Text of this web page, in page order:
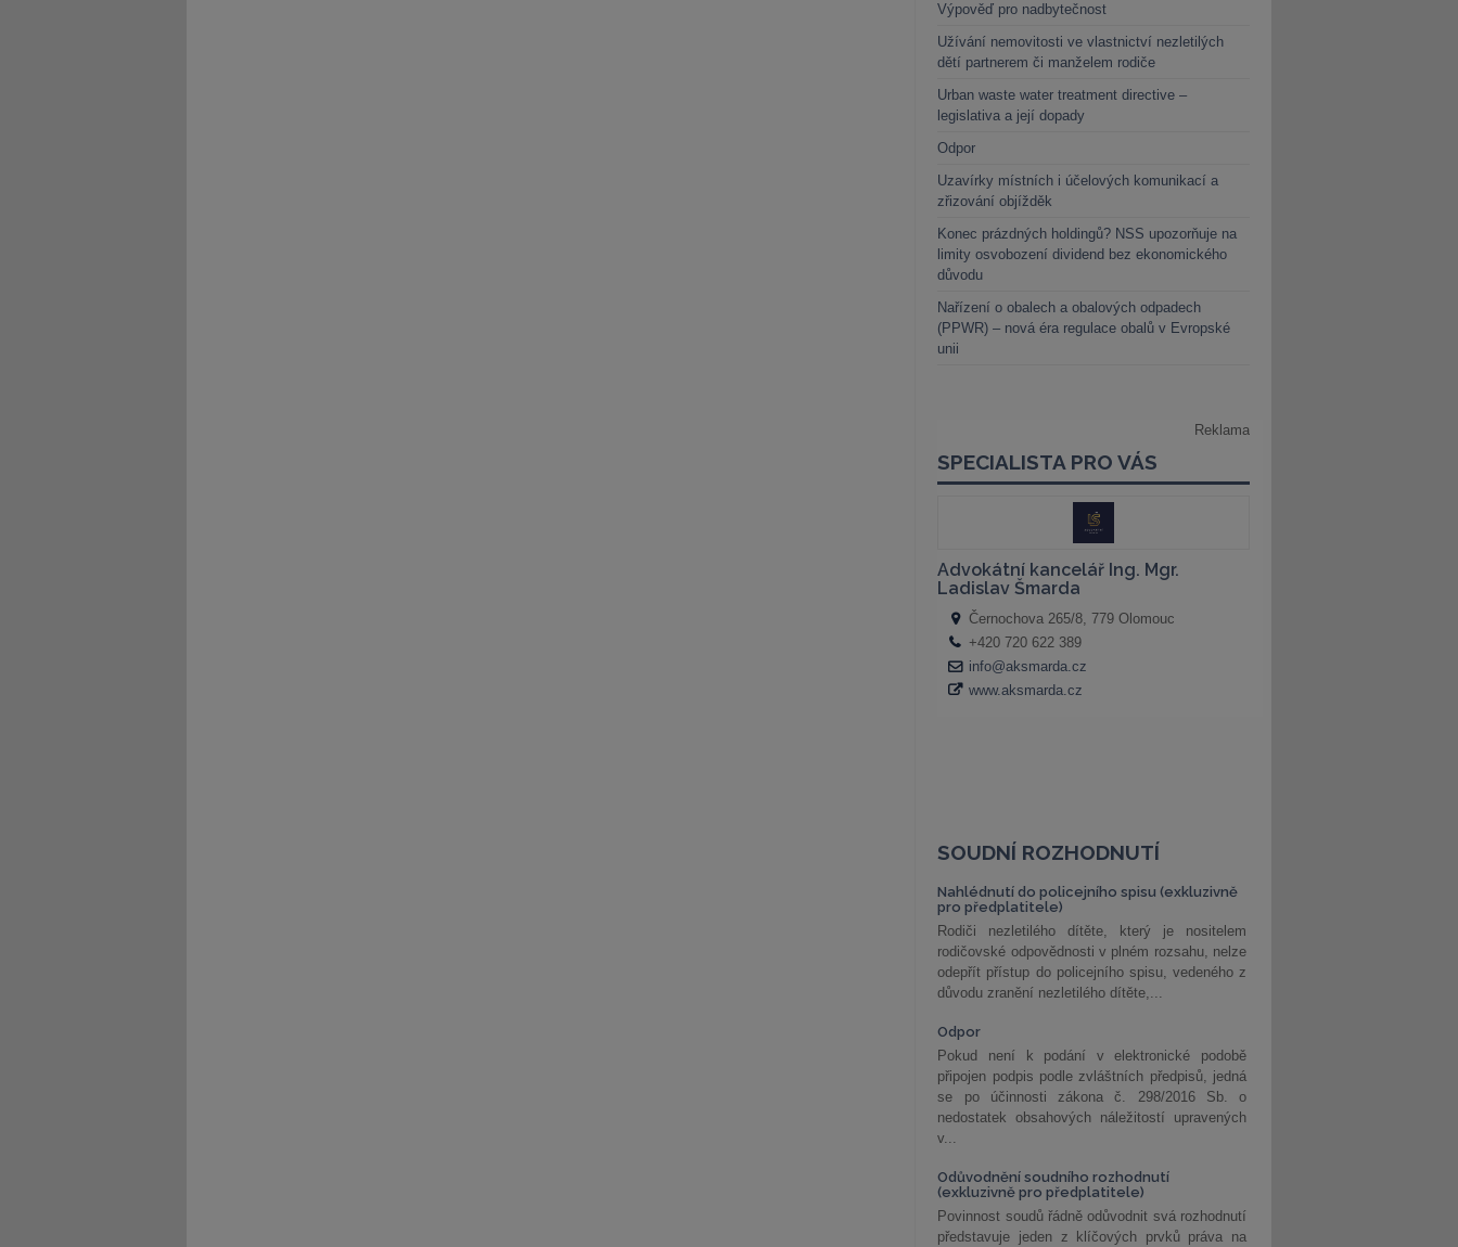
Výpověď pro nadbytečnost
Užívání nemovitosti ve vlastnictví nezletilých
dětí partnerem či manželem rodiče
Urban waste water treatment directive –
legislativa a její dopady
Odpor
Uzavírky místních i účelových komunikací a
zřizování objížděk
Konec prázdných holdingů? NSS upozorňuje na
limity osvobození dividend bez ekonomického
důvodu
Nařízení o obalech a obalových odpadech
(PPWR) – nová éra regulace obalů v Evropské
unii
SOUDNÍ ROZHODNUTÍ
Nahlédnutí do policejního spisu (exkluzivně
pro předplatitele)
Rodiči nezletilého dítěte, který je nositelem
rodičovské odpovědnosti v plném rozsahu, nelze
odepřít přístup do policejního spisu, vedeného z
důvodu zranění nezletilého dítěte,...
Odpor
Pokud není k podání v elektronické podobě
připojen podpis podle zvláštních předpisů, jedná
se po účinnosti zákona č. 298/2016 Sb. o
nedostatek obsahových náležitostí upravených
v...
Odůvodnění soudního rozhodnutí
(exkluzivně pro předplatitele)
Povinnost soudů řádně odůvodnit svá rozhodnutí
představuje jeden z klíčových prvků práva na